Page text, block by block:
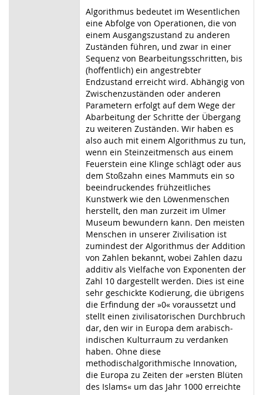
Algorithmus bedeutet im Wesentlichen
eine Abfolge von Operationen, die von
einem Ausgangszustand zu anderen
Zuständen führen, und zwar in einer
Sequenz von Bearbeitungsschritten, bis
(hoffentlich) ein angestrebter
Endzustand erreicht wird. Abhängig von
Zwischenzuständen oder anderen
Parametern erfolgt auf dem Wege der
Abarbeitung der Schritte der Übergang
zu weiteren Zuständen. Wir haben es
also auch mit einem Algorithmus zu tun,
wenn ein Steinzeitmensch aus einem
Feuerstein eine Klinge schlägt oder aus
dem Stoßzahn eines Mammuts ein so
beeindruckendes frühzeitliches
Kunstwerk wie den Löwenmenschen
herstellt, den man zurzeit im Ulmer
Museum bewundern kann. Den meisten
Menschen in unserer Zivilisation ist
zumindest der Algorithmus der Addition
von Zahlen bekannt, wobei Zahlen dazu
additiv als Vielfache von Exponenten der
Zahl 10 dargestellt werden. Dies ist eine
sehr geschickte Kodierung, die übrigens
die Erfindung der »0« voraussetzt und
stellt einen zivilisatorischen Durchbruch
dar, den wir in Europa dem arabisch-
indischen Kulturraum zu verdanken
haben. Ohne diese
methodischalgorithmische Innovation,
die Europa zu Zeiten der »ersten Blüten
des Islams« um das Jahr 1000 erreichte